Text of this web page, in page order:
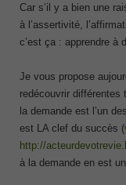
Car s’il y a bien une
à l’assertivité,
c’est ça : apprendre à
Je vous propose
redécouvrir différentes
la demande est l’un
est LA clef du succès (
http://
à la demande en est un